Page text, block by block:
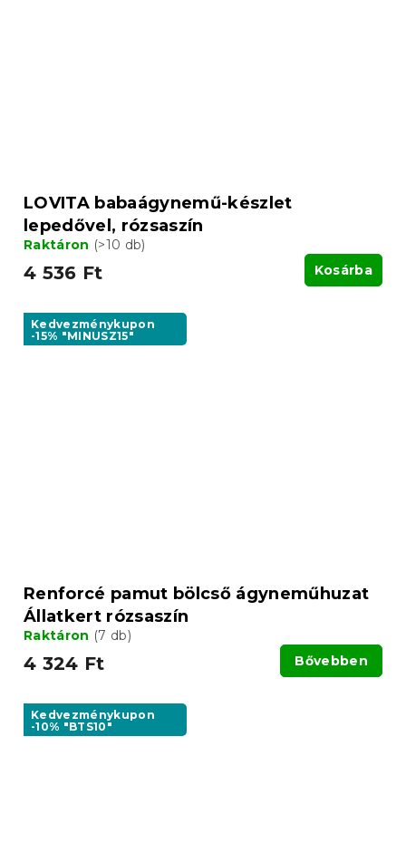
LOVITA babaágynemű-készlet
lepedővel, rózsaszín
Raktáron (>10 db)
4 536 Ft Kosárba
Kedvezménykupon
-15% "MINUSZ15"
Renforcé pamut bölcső ágyneműhuzat
Állatkert rózsaszín
Raktáron (7 db)
4 324 Ft Bővebben
Kedvezménykupon
-10% "BTS10"